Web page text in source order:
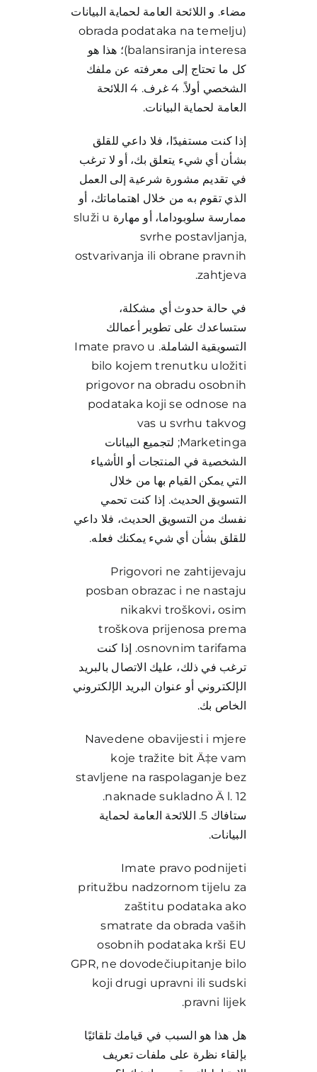
مضاء. و اللائحة العامة لحماية البيانات
(obrada podataka na temelju
balansiranja interesa)؛ هذا هو
كل ما تحتاج إلى معرفته عن ملفك
الشخصي أولاً. 4 غرف. 4 اللائحة
العامة لحماية البيانات.
إذا كنت مستفيدًا، فلا داعي للقلق
بشأن أي شيء يتعلق بك، أو لا ترغب
في تقديم مشورة شرعية إلى العمل
الذي تقوم به من خلال اهتماماتك، أو
ممارسة سلوبوداما، أو مهارة služi u
svrhe postavljanja,
ostvarivanja ili obrane pravnih
zahtjeva.
في حالة حدوث أي مشكلة،
ستساعدك على تطوير أعمالك
التسويقية الشاملة. Imate pravo u
bilo kojem trenutku uložiti
prigovor na obradu osobnih
podataka koji se odnose na
vas u svrhu takvog
Marketinga; لتجميع البيانات
الشخصية في المنتجات أو الأشياء
التي يمكن القيام بها من خلال
التسويق الحديث. إذا كنت تحمي
نفسك من التسويق الحديث، فلا داعي
للقلق بشأن أي شيء يمكنك فعله.
Prigovori ne zahtijevaju
posban obrazac i ne nastaju
nikakvi troškovi، osim
troškova prijenosa prema
osnovnim tarifama. إذا كنت
ترغب في ذلك، عليك الاتصال بالبريد
الإلكتروني أو عنوان البريد الإلكتروني
الخاص بك.
Navedene obavijesti i mjere
koje tražite bit Ä‡e vam
stavljene na raspolaganje bez
naknade sukladno Ä l. 12.
ستافاك 5. اللائحة العامة لحماية
البيانات.
Imate pravo podnijeti
pritužbu nadzornom tijelu za
zaštitu podataka ako
smatrate da obrada vaših
osobnih podataka krši EU
GPR, ne dovodečiupitanje bilo
koji drugi upravni ili sudski
pravni lijek.
هل هذا هو السبب في قيامك تلقائيًا
بإلقاء نظرة على ملفات تعريف